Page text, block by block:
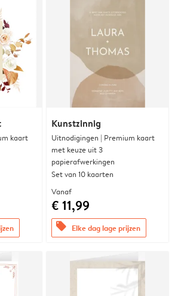
kaart
Kunstzinnig
Uitnodigingen | Premium kaart
met keuze uit 3
papierafwerkingen
Set van 10 kaarten
Vanaf
€ 11,99
offers Elke dag lage prijzen